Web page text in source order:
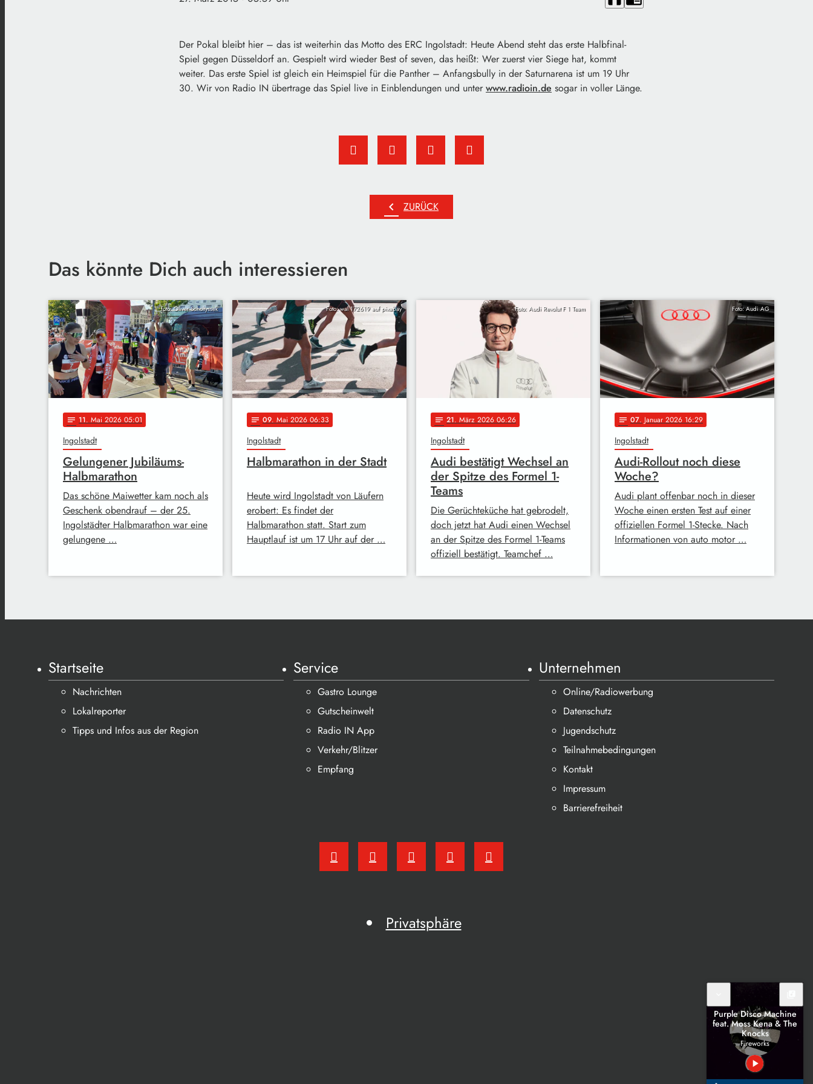
Der Pokal bleibt hier – das ist weiterhin das Motto des ERC Ingolstadt: Heute Abend steht das erste Halbfinal-
Spiel gegen Düsseldorf an. Gespielt wird wieder Best of seven, das heißt: Wer zuerst vier Siege hat, kommt
weiter. Das erste Spiel ist gleich ein Heimspiel für die Panther – Anfangsbully in der Saturnarena ist um 19 Uhr
30. Wir von Radio IN übertrage das Spiel live in Einblendungen und unter www.radioin.de sogar in voller Länge.
chevron_left ZURÜCK
Das könnte Dich auch interessieren
foto: Oliver Scholtyssek
notes 11. Mai 2026 05:01
Ingolstadt
Gelungener Jubiläums-
Halbmarathon
Das schöne Maiwetter kam noch als
Geschenk obendrauf – der 25.
Ingolstädter Halbmarathon war eine
gelungene …
Foto: wal 172619 auf pixabay
notes 09. Mai 2026 06:33
Ingolstadt
Halbmarathon in der Stadt
Heute wird Ingolstadt von Läufern
erobert: Es findet der
Halbmarathon statt. Start zum
Hauptlauf ist um 17 Uhr auf der …
Foto: Audi Revolut F 1 Team
notes 21. März 2026 06:26
Ingolstadt
Audi bestätigt Wechsel an
der Spitze des Formel 1-
Teams
Die Gerüchteküche hat gebrodelt,
doch jetzt hat Audi einen Wechsel
an der Spitze des Formel 1-Teams
offiziell bestätigt. Teamchef …
Foto: Audi AG
notes 07. Januar 2026 16:29
Ingolstadt
Audi-Rollout noch diese
Woche?
Audi plant offenbar noch in dieser
Woche einen ersten Test auf einer
offiziellen Formel 1-Stecke. Nach
Informationen von auto motor …
Startseite
Nachrichten
Lokalreporter
Tipps und Infos aus der Region
Service
Gastro Lounge
Gutscheinwelt
Radio IN App
Verkehr/Blitzer
Empfang
Unternehmen
Online/Radiowerbung
Datenschutz
Jugendschutz
Teilnahmebedingungen
Kontakt
Impressum
Barrierefreiheit
Privatsphäre
Purple Disco Machine
feat. Moss Kena & The
Knocks
Fireworks
play_arrow